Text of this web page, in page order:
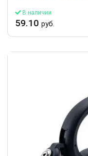
В наличии
59.10 руб.